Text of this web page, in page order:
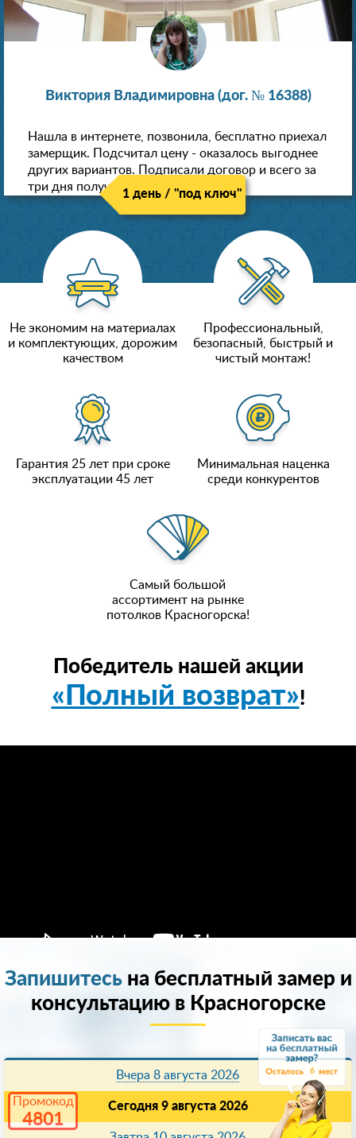
6
Промокод
4801
Виктория Владимировна (дог. № 16388)
Нашла в интернете, позвонила, бесплатно приехал
замерщик. Подсчитал цену - оказалось выгоднее
других вариантов. Подписали договор и всего за
три дня получили новые потолки!
1 день / "под ключ"
Не экономим на материалах
и комплектующих, дорожим
качеством
Профессиональный,
безопасный, быстрый и
чистый монтаж!
Гарантия 25 лет при сроке
эксплуатации 45 лет
Минимальная наценка
среди конкурентов
Самый большой
ассортимент на рынке
потолков Красногорска!
Победитель нашей акции
«Полный возврат»!
Запишитесьна бесплатный замер и
консультацию в Красногорске
Вчера 8 августа 2026
Сегодня 9 августа 2026